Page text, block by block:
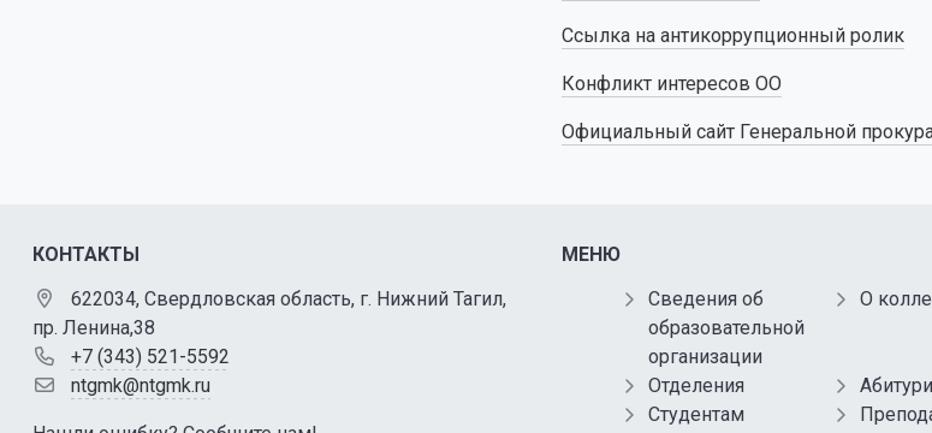
Ссылка на антикоррупционный ролик
Конфликт интересов ОО
Официальный сайт Генеральной
КОНТАКТЫ
622034, Свердловская область, г. Нижний Тагил,
пр. Ленина,38
+7 (343) 521-5592
ntgmk@ntgmk.ru
МЕНЮ
Сведения об
образовательной
организации
О
Отделения
Студентам